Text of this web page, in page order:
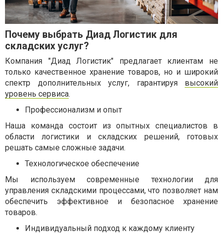
Почему выбрать Диад Логистик для
складских услуг?
Компания "Диад Логистик" предлагает клиентам не
только качественное хранение товаров, но и широкий
спектр дополнительных услуг, гарантируя высокий
уровень сервиса.
Профессионализм и опыт
Наша команда состоит из опытных специалистов в
области логистики и складских решений, готовых
решать самые сложные задачи.
Технологическое обеспечение
Мы используем современные технологии для
управления складскими процессами, что позволяет нам
обеспечить эффективное и безопасное хранение
товаров.
Индивидуальный подход к каждому клиенту